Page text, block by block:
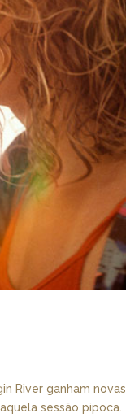
River ganham novas
sessão pipoca.